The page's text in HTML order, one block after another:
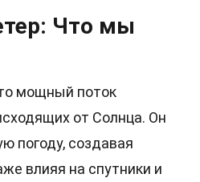
Что мы
мощный поток
от Солнца. Он
погоду, создавая
влияя на спутники и